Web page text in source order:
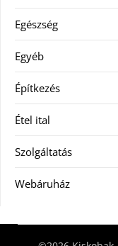
Egészség
Egyéb
Építkezés
Étel ital
Szolgáltatás
Webáruház